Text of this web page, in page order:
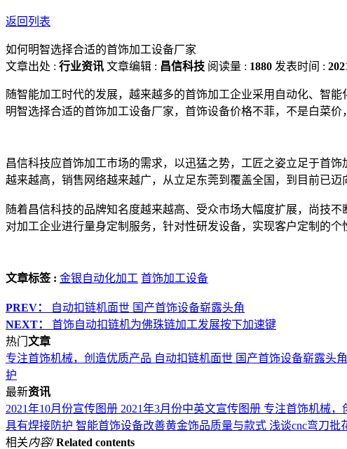
返回列表
如何明智选择合适的首饰加工设备厂家
文章出处 : 行业资讯 文章编辑 : 昌信科技 阅读量 : 1880 发表时间 :
随智能加工时代的发展，越来越多的首饰加工企业采用自动化、智
明智选择合适的首饰加工设备厂家，首饰设备价格不菲，不是白菜
昌信科技应首饰加工市场的需求，以迅猛之势，工匠之姿立足于首
越来越高，销售网络越来越广，从立足东莞到覆盖全国，到目前已迈
随着昌信科技的品牌知名度越来越高、受众市场大幅度扩展，尚技
对加工企业进行量身定制服务，针对性研发设备，实现客户定制的个
文章标签 : 金银自动化加工 首饰加工设备
PREV：
自动扣链机面世 国产首饰设备崭露头角
NEXT：
首饰自动扣链机为佛珠链加工发展按下加速键
热门 文章
专注首饰机械，创造优质产品 自动扣链机面世 国产首饰设备崭露头角
护
最新资讯
2021年10月份宣传图册 2021年3月份中英文宣传图册 专注首饰机械，
具有焊接防护 智能首饰设备改善黄金饰品质量与款式 浅谈cnc弯刀批
相关内容/ Related contents